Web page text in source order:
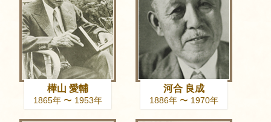
樺山 愛輔
1865年 〜 1953年
河合 良成
1886年 〜 1970年